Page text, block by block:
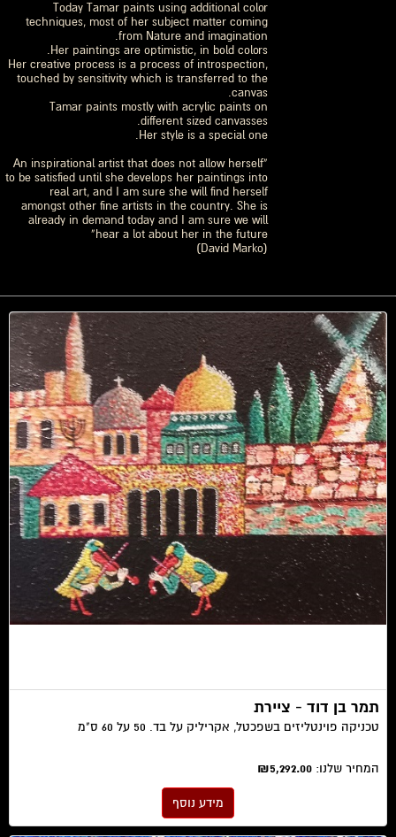
Today Tamar paints using additional color
techniques, most of her subject matter coming
from Nature and imagination.
Her paintings are optimistic, in bold colors.
Her creative process is a process of introspection,
touched by sensitivity which is transferred to the
canvas.
Tamar paints mostly with acrylic paints on
different sized canvasses.
Her style is a special one.
“An inspirational artist that does not allow herself
to be satisfied until she develops her paintings into
real art, and I am sure she will find herself
amongst other fine artists in the country. She is
already in demand today and I am sure we will
hear a lot about her in the future”
(David Marko)
תמר בן דוד - ציירת
טכניקה פוינטליזים בשפכטל, אקריליק על בד. 50 על 60 ס"מ
המחיר שלנו: ₪5,292.00
מידע נוסף